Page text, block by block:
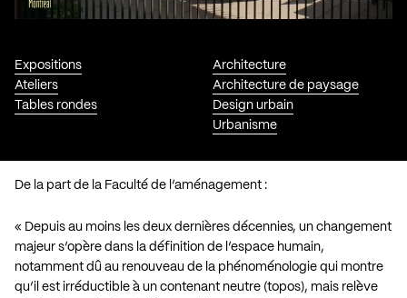
Expositions
Ateliers
Tables rondes
Architecture
Architecture de paysage
Design urbain
Urbanisme
De la part de la Faculté de l’aménagement :
« Depuis au moins les deux dernières décennies, un changement
majeur s’opère dans la définition de l’espace humain,
notamment dû au renouveau de la phénoménologie qui montre
qu’il est irréductible à un contenant neutre (topos), mais relève